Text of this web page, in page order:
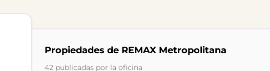
Propiedades de REMAX Metropolitana
42 publicadas por la oficina